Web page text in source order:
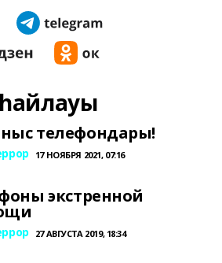
телефондары!
17 НОЯБРЯ 2021, 07:16
экстренной
27 АВГУСТА 2019, 18:34